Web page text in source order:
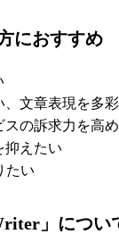
におすすめ
文章表現を多
の訴求力を高
抑えたい
たい
」につい